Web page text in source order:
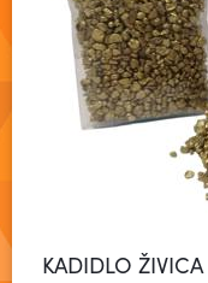
KADIDLO